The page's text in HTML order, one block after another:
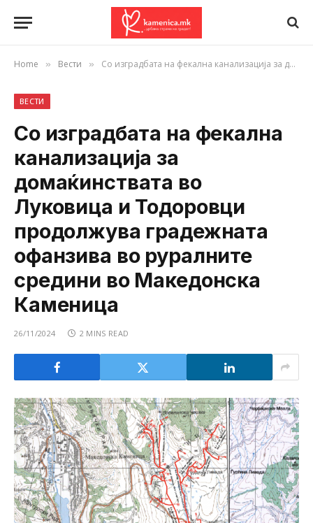
Home » Вести » Со изградбата на фекална канализација за домаќинствата во Луковица и Тодоровци продолжува градежната офанзива во руралните средини во Македонска Каменица
ВЕСТИ
Со изградбата на фекална
канализација за
домаќинствата во
Луковица и Тодоровци
продолжува градежната
офанзива во руралните
средини во Македонска
Каменица
26/11/2024 2 MINS READ